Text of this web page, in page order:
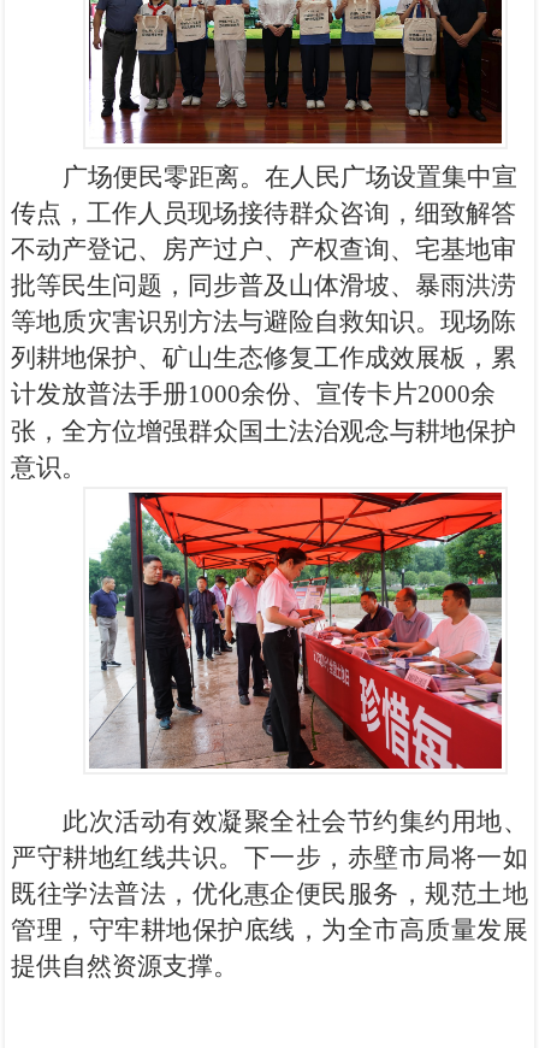
广场便民零距离。在人民广场设置集中宣
传点，工作人员现场接待群众咨询，细致解答
不动产登记、房产过户、产权查询、宅基地审
批等民生问题，同步普及山体滑坡、暴雨洪涝
等地质灾害识别方法与避险自救知识。现场陈
列耕地保护、矿山生态修复工作成效展板，累
计发放普法手册1000余份、宣传卡片2000余
张，全方位增强群众国土法治观念与耕地保护
意识。
此次活动有效凝聚全社会节约集约用地、
严守耕地红线共识。下一步，赤壁市局将一如
既往学法普法，优化惠企便民服务，规范土地
管理，守牢耕地保护底线，为全市高质量发展
提供自然资源支撑。